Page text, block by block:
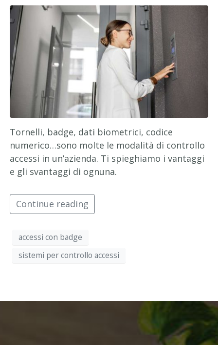
Tornelli, badge, dati biometrici, codice
numerico…sono molte le modalità di controllo
accessi in un’azienda. Ti spieghiamo i vantaggi
e gli svantaggi di ognuna.
Continue reading
accessi con badge
sistemi per controllo accessi